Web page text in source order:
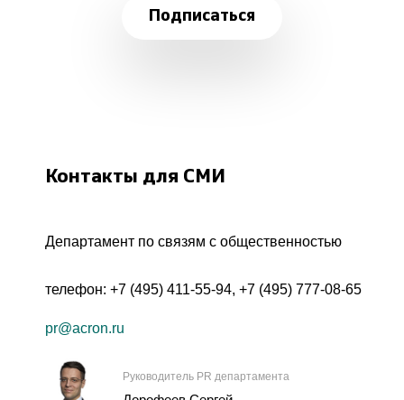
Подписаться
Контакты для СМИ
Департамент по связям с общественностью
телефон: +7 (495) 411-55-94, +7 (495) 777-08-65
pr@acron.ru
Руководитель PR департамента